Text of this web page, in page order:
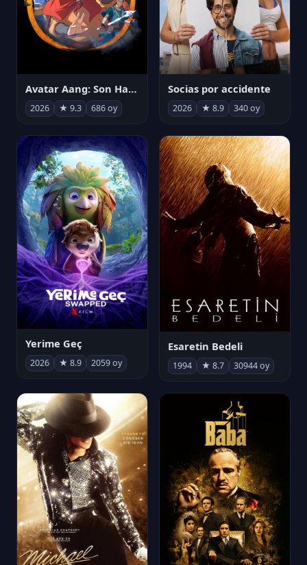
Avatar Aang: Son Havabükücü
2026 ★ 9.3 686 oy
Socias por accidente
2026 ★ 8.9 340 oy
Yerime Geç
2026 ★ 8.9 2059 oy
Esaretin Bedeli
1994 ★ 8.7 30944 oy